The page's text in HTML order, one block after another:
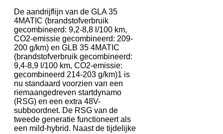
De aandrijflijn van de GLA 35
4MATIC (brandstofverbruik
gecombineerd: 9,2-8,8 l/100 km,
CO2-emissie gecombineerd: 209-
200 g/km) en GLB 35 4MATIC
(brandstofverbruik gecombineerd:
9,4-8,9 l/100 km, CO2-emissie:
gecombineerd 214-203 g/km)1 is
nu standaard voorzien van een
riemaangedreven startdynamo
(RSG) en een extra 48V-
subboordnet. De RSG van de
tweede generatie functioneert als
een mild-hybrid. Naast de tijdelijke